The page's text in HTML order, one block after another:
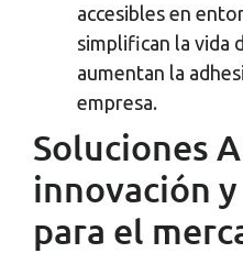
accesibles en
simplifican la vida
aumentan la
empresa.
Soluciones
innovación
para el